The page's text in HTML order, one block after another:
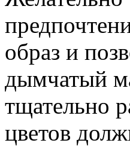
образ и
дымчатый
тщательно
цветов